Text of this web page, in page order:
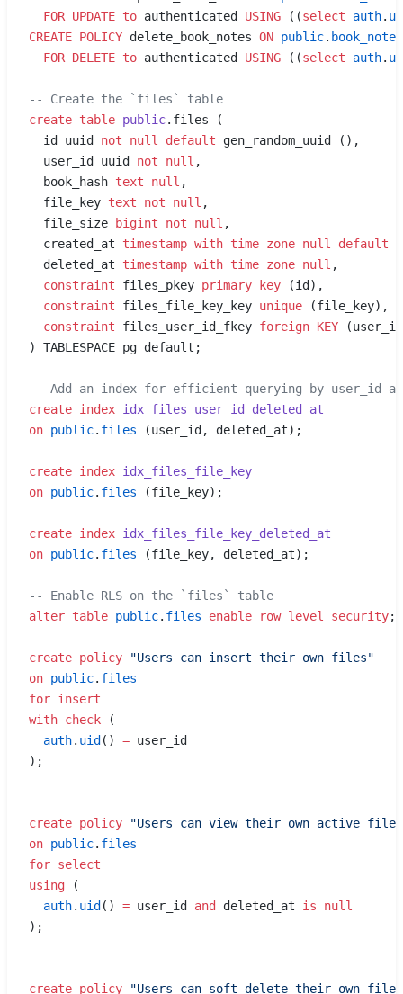
  FOR
UPDATE to authenticated USING ((select auth.
CREATE POLICY delete_book_notes ON public. book_notes
  FOR
DELETE to authenticated USING ((select auth.
-- Create the `files` table
create table public.files (
  id uuid
not null default gen_random_uuid (),
  user_id uuid
not null ,
  book_hash
text null ,
  file_key
text not null ,
  file_size
bigint not null ,
  created_at
timestamp with time zone null default
  deleted_at
timestamp with time zone null ,
  constraint
files_pkey primary key (id),
  constraint
files_file_key_key unique (file_key),
  constraint
files_user_id_fkey foreign KEY
) TABLESPACE pg_default;
-- Add an index for efficient querying by user_id
create index idx_files_user_id_deleted_at
on public. files (user_id, deleted_at);
create index idx_files_file_key
on public. files (file_key);
create index idx_files_file_key_deleted_at
on public. files (file_key, deleted_at);
-- Enable RLS on the `files` table
alter table public. files enable row level security;
create policy "Users can insert their own files"
on public. files
for insert
with check (
  auth
. uid() = user_id
);
create policy "Users can view their own active
on public. files
for select
using (
  auth
. uid() = user_id and deleted_at is null
);
create policy "Users can soft-delete their own